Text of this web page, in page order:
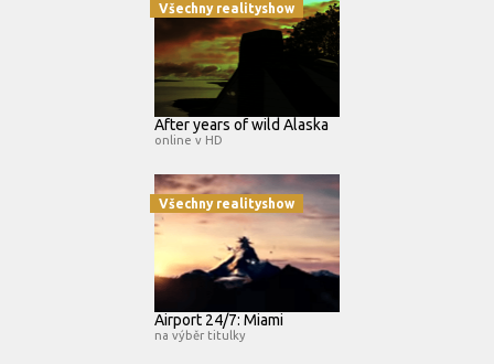
Všechny realityshow
After years of wild Alaska
online v HD
Všechny realityshow
Airport 24/7: Miami
na výběr titulky